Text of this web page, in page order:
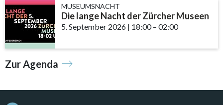
MUSEUMSNACHT
Die lange Nacht der Zürcher Museen
5. September 2026 | 18:00accessibility.time_to
–02:00
Zur Agenda